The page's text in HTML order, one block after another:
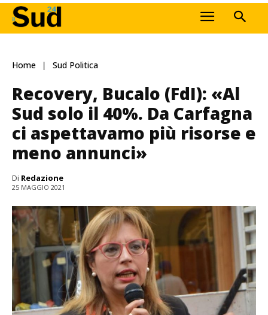
Home Sud Politica
Recovery, Bucalo (FdI): «Al
Sud solo il 40%. Da Carfagna
ci aspettavamo più risorse e
meno annunci»
Di Redazione
25 MAGGIO 2021